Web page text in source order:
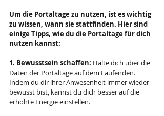
Um die Portaltage zu nutzen, ist es wichtig
zu wissen, wann sie stattfinden. Hier sind
einige Tipps, wie du die Portaltage für dich
nutzen kannst:
1. Bewusstsein schaffen: Halte dich über die
Daten der Portaltage auf dem Laufenden.
Indem du dir ihrer Anwesenheit immer wieder
bewusst bist, kannst du dich besser auf die
erhöhte Energie einstellen.